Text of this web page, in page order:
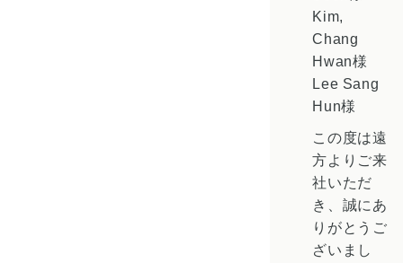
Kim,
Chang
Hwan様
Lee Sang
Hun様
この度は遠
方よりご来
社いただ
き、誠にあ
りがとうご
ざいまし